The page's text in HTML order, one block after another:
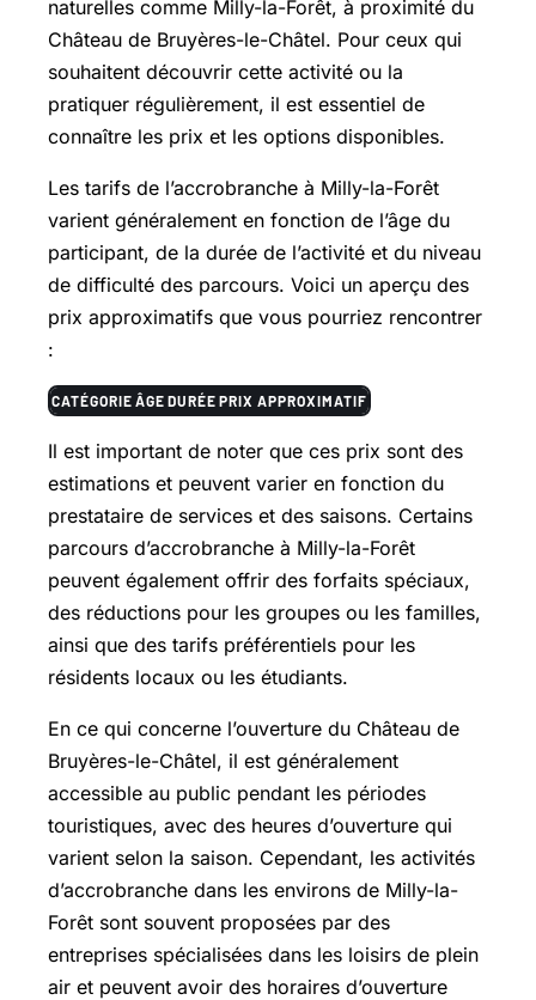
naturelles comme Milly-la-Forêt, à proximité du
Château de Bruyères-le-Châtel. Pour ceux qui
souhaitent découvrir cette activité ou la
pratiquer régulièrement, il est essentiel de
connaître les prix et les options disponibles.
Les tarifs de l’accrobranche à Milly-la-Forêt
varient généralement en fonction de l’âge du
participant, de la durée de l’activité et du niveau
de difficulté des parcours. Voici un aperçu des
prix approximatifs que vous pourriez rencontrer
:
CATÉGORIE ÂGE DURÉE PRIX APPROXIMATIF
Il est important de noter que ces prix sont des
estimations et peuvent varier en fonction du
prestataire de services et des saisons. Certains
parcours d’accrobranche à Milly-la-Forêt
peuvent également offrir des forfaits spéciaux,
des réductions pour les groupes ou les familles,
ainsi que des tarifs préférentiels pour les
résidents locaux ou les étudiants.
En ce qui concerne l’ouverture du Château de
Bruyères-le-Châtel, il est généralement
accessible au public pendant les périodes
touristiques, avec des heures d’ouverture qui
varient selon la saison. Cependant, les activités
d’accrobranche dans les environs de Milly-la-
Forêt sont souvent proposées par des
entreprises spécialisées dans les loisirs de plein
air et peuvent avoir des horaires d’ouverture